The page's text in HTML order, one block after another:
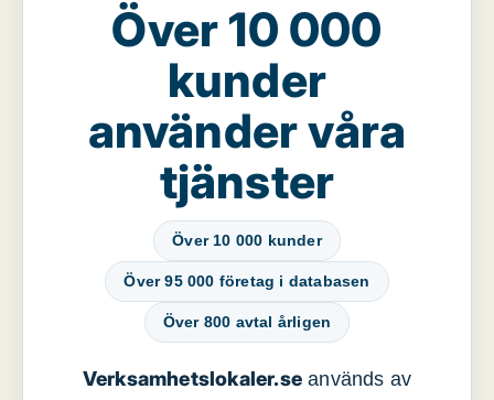
Över 10 000
kunder
använder våra
tjänster
Över 10 000 kunder
Över 95 000 företag i databasen
Över 800 avtal årligen
Verksamhetslokaler.se används av